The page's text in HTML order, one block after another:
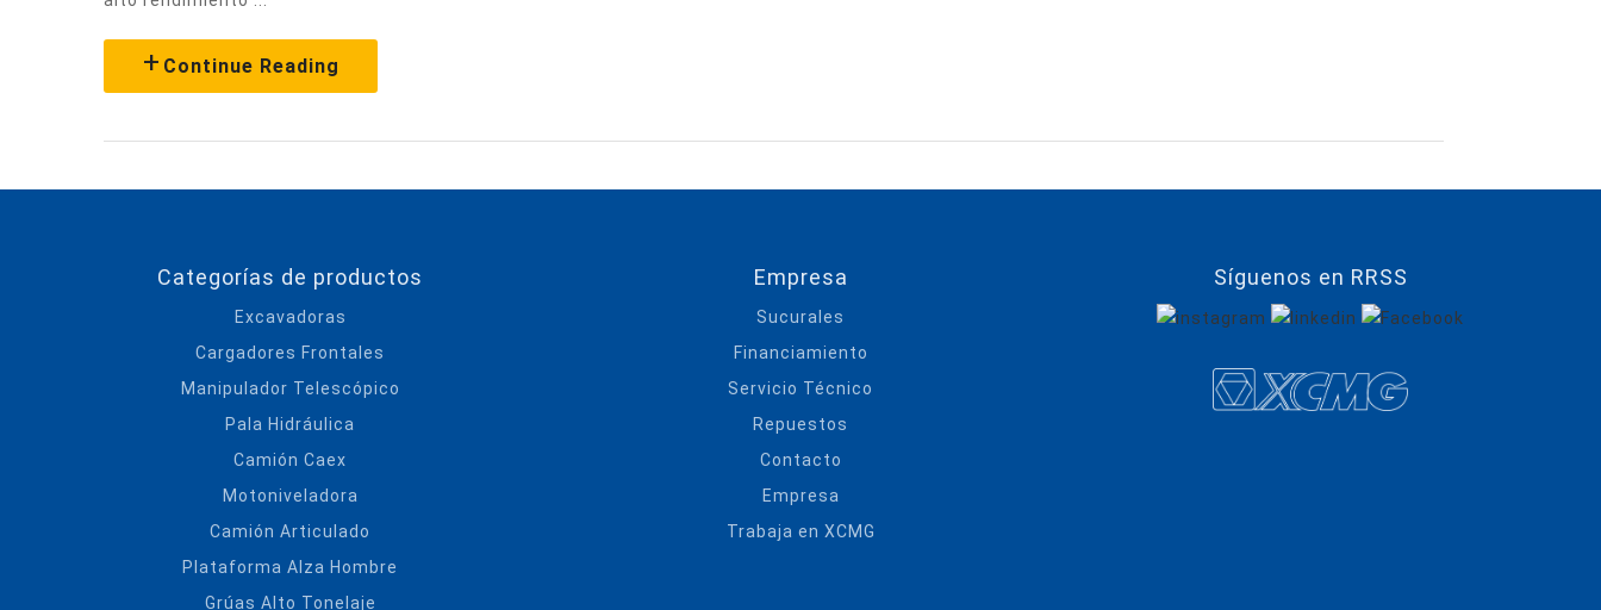
Continue Reading
Categorías de productos
Excavadoras
Cargadores Frontales
Manipulador Telescópico
Pala Hidráulica
Camión Caex
Motoniveladora
Camión Articulado
Plataforma Alza Hombre
Grúas Alto Tonelaje
Empresa
Sucurales
Financiamiento
Servicio Técnico
Repuestos
Contacto
Empresa
Trabaja en XCMG
Síguenos en RRSS